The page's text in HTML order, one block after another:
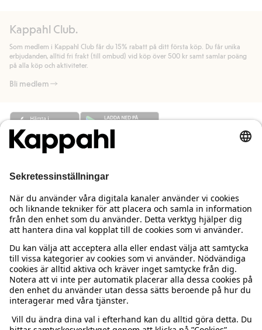
handlar för.
Läs mer
allmänna villkor.
Läs mer
Kappahl Club.
Som medlem i Kappahl Club får du 15% rabatt på ditt första köp. Du får unika
erbjudanden, alltid fri frakt (till ombud) vid köp över 500 kr samt samlar poäng
på alla köp och aktiviteter.
Bli medlem
Behöver du hjälp?
Kundservice
Vanliga frågor
Beställning & retur
Kontakta oss
Hitta butik
Kappahl Club
Logga in
Kappahl Club
Medlemsvillkor
Om oss
Om Kappahl Group
Villkor & policy
Köpvillkor Sverige
Mer från oss